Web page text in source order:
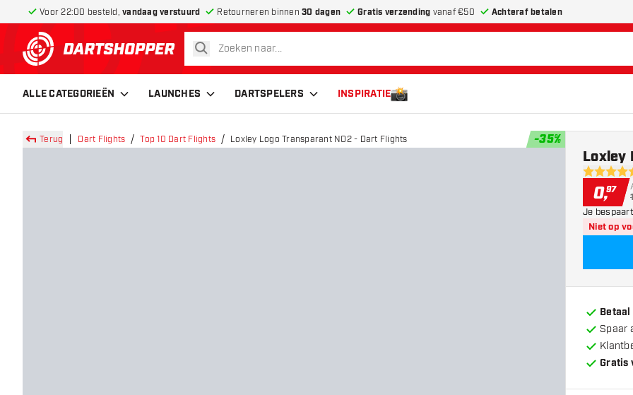
Voor 22:00 besteld, vandaag verstuurd Retourneren binnen 30 dagen Gratis verzending vanaf €50 Achteraf betalen
terug naar home pagina
zoeken
ALLE CATEGORIEËN LAUNCHES DARTSPELERS INSPIRATIE
Terug Dart Flights Top 10 Dart Flights Loxley Logo Transparant NO2 - Dart Flights -35%
5 score
Loxley
0,97
Je bespaart
Niet op
Spaar
Gratis